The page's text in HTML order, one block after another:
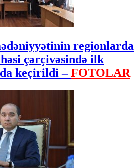
regionlarda
çərçivəsində ilk
keçirildi –FOTOLAR